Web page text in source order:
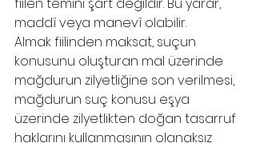
maddî veya manevî olabilir.
Almak fiilinden maksat, suçun
konusunu oluşturan mal üzerinde
mağdurun zilyetliğine son verilmesi,
mağdurun suç konusu eşya
üzerinde zilyetlikten doğan tasarruf
haklarını kullanmasının olanaksız